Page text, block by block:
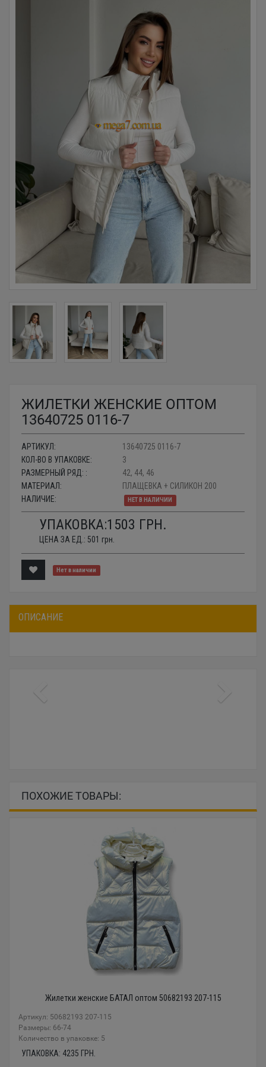
ЖИЛЕТКИ ЖЕНСКИЕ ОПТОМ
13640725 0116-7
АРТИКУЛ:
13640725 0116-7
КОЛ-ВО В УПАКОВКЕ:
3
РАЗМЕРНЫЙ РЯД: :
42, 44, 46
МАТЕРИАЛ:
ПЛАЩЕВКА + СИЛИКОН 200
НАЛИЧИЕ:
НЕТ В НАЛИЧИИ
УПАКОВКА:1503 ГРН.
ЦЕНА ЗА ЕД.: 501 грн.
Нет в наличии
ОПИСАНИЕ
ПОХОЖИЕ ТОВАРЫ:
Жилетки женские БАТАЛ оптом 50682193 207-115
Артикул: 50682193 207-115
Размеры: 66-74
Количество в упаковке: 5
УПАКОВКА: 4235 ГРН.